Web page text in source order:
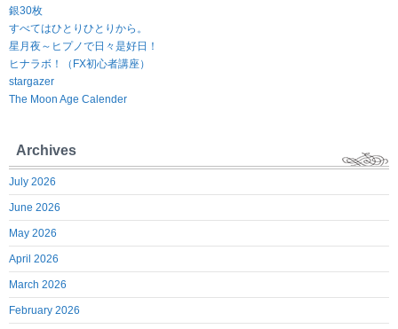
銀30枚
すべてはひとりひとりから。
星月夜～ヒプノで日々是好日！
ヒナラボ！（FX初心者講座）
stargazer
The Moon Age Calender
Archives
July 2026
June 2026
May 2026
April 2026
March 2026
February 2026